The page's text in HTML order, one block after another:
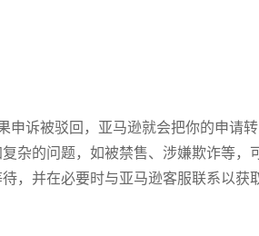
申诉被驳回，亚马逊就会把你的申请
杂的问题，如被禁售、涉嫌欺诈等
，并在必要时与亚马逊客服联系以获